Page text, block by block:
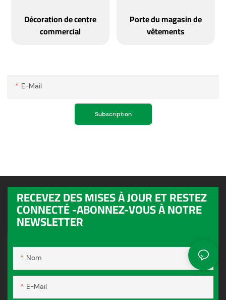
Décoration de centre
commercial
Porte du magasin de
vêtements
E-Mail
Subscription
RECEVEZ DES MISES À JOUR ET RESTEZ
CONNECTÉ -ABONNEZ-VOUS À NOTRE
NEWSLETTER
Nom
E-Mail